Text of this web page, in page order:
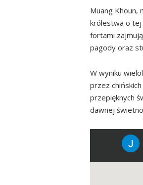
Gdzie się
Ile czasu
Interesujące
That
Wat Phiavat
Wat Si Phom
Podsumowanie
Muang Khoun,
królestwa o tej
fortami
pagody oraz
W wyniku
przez
przepięknych
dawnej